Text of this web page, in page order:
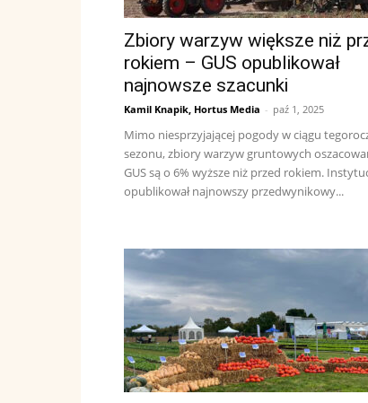
Zbiory warzyw większe niż
rokiem – GUS opublikował
najnowsze szacunki
Kamil Knapik, Hortus Media - paź 1, 2025
Mimo niesprzyjającej pogody w ciągu
sezonu, zbiory warzyw gruntowych
GUS są o 6% wyższe niż przed rokiem.
opublikował najnowszy przedwynikowy...